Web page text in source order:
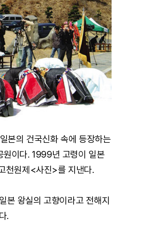
본의 건국신화 속에 등장하는
원이다. 1999년 고령이 일본
천원제<사진>를 지낸다.
본 왕실의 고향이라고 전해지
.